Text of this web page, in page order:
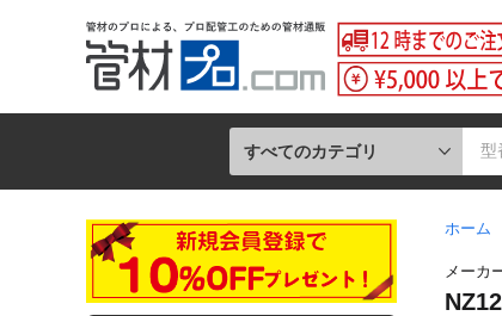
すべてのカテゴリ
ホーム
メーカ